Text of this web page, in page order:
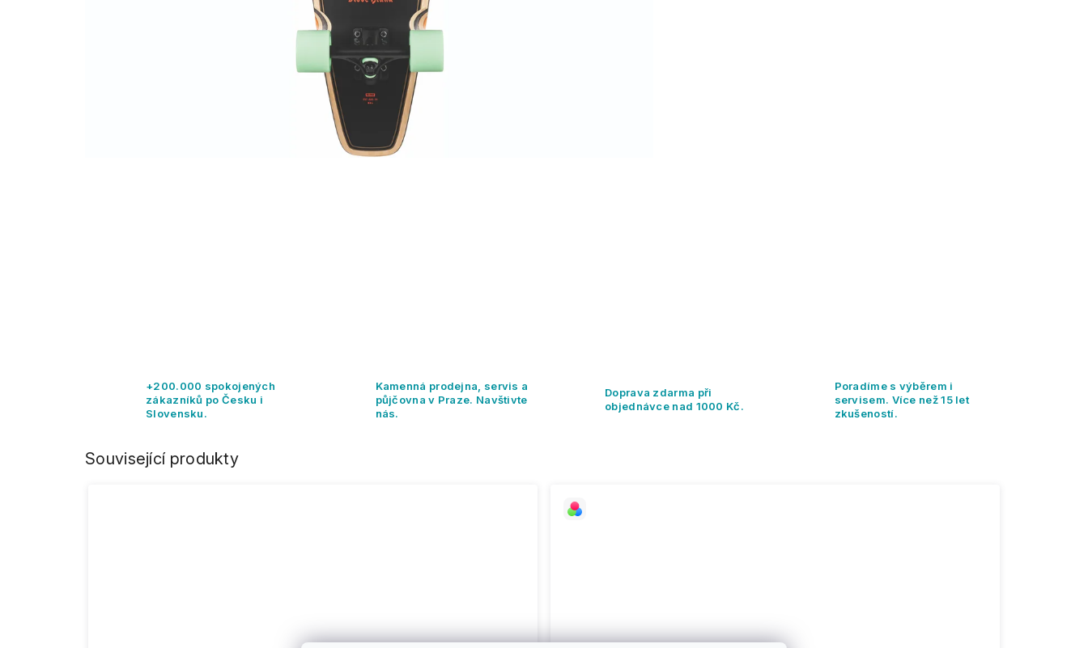
+200.000 spokojených
zákazníků po Česku i
Slovensku.
Kamenná prodejna, servis a
půjčovna v Praze. Navštivte
nás.
Doprava zdarma při
objednávce nad 1000 Kč.
Poradíme s výběrem i
servisem. Více než 15 let
zkušeností.
Související produkty